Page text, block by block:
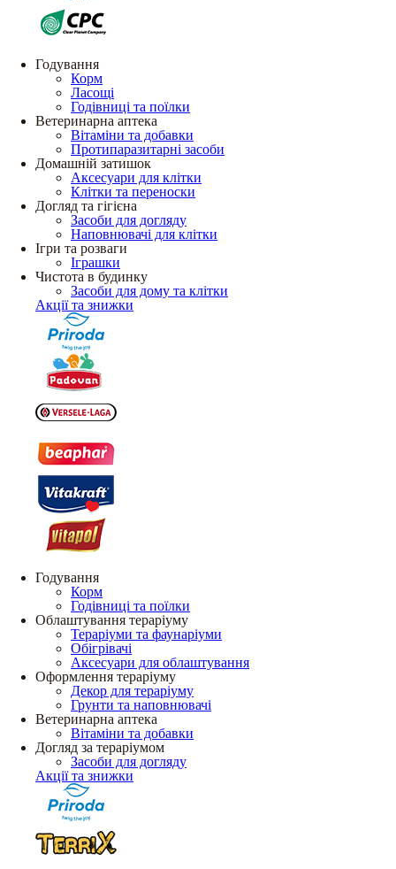
Годування
Корм
Ласощі
Годівниці та поїлки
Ветеринарна аптека
Вітаміни та добавки
Протипаразитарні засоби
Домашній затишок
Аксесуари для клітки
Клітки та переноски
Догляд та гігієна
Засоби для догляду
Наповнювачі для клітки
Ігри та розваги
Іграшки
Чистота в будинку
Засоби для дому та клітки
Акції та знижки
Годування
Корм
Годівниці та поїлки
Облаштування тераріуму
Тераріуми та фаунаріуми
Обігрівачі
Аксесуари для облаштування
Оформлення тераріуму
Декор для тераріуму
Грунти та наповнювачі
Ветеринарна аптека
Вітаміни та добавки
Догляд за тераріумом
Засоби для догляду
Акції та знижки